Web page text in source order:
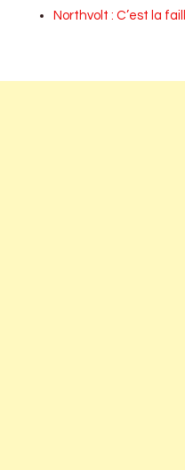
Northvolt : C’est la